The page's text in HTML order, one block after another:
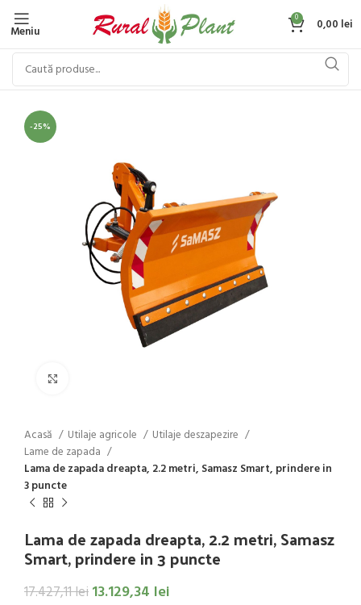
Meniu
0 0,00 lei
-25%
Acasă Utilaje agricole
Utilaje deszapezire
Lame de zapada
Lama de zapada dreapta, 2.2 metri, Samasz Smart, prindere in
3 puncte
Lama de zapada dreapta, 2.2 metri, Samasz
Smart, prindere in 3 puncte
17.427,11lei13.129,34 lei